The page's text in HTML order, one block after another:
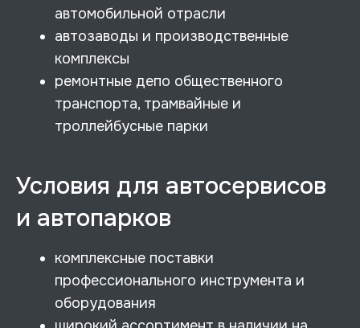
автомобильной отрасли
автозаводы и производственные
комплексы
ремонтные депо общественного
транспорта, трамвайные и
троллейбусные парки
Условия для автосервисов
и автопарков
комплексные поставки
профессионального инструмента и
оборудования